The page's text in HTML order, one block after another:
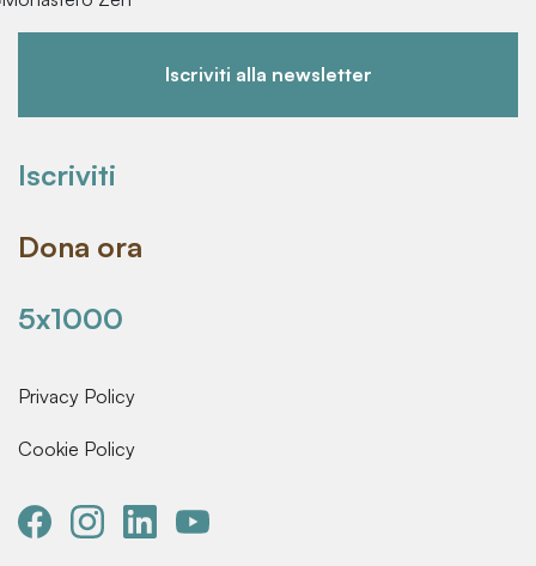
Iscriviti alla newsletter
Iscriviti
Dona ora
5x1000
Privacy Policy
Cookie Policy